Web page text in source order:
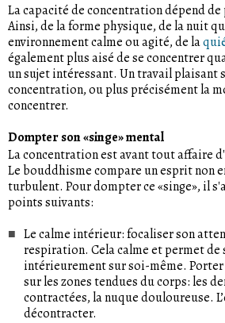
La capacité de concentration dépend
Ainsi, de la forme physique, de la nuit
environnement calme ou agité, de la
également plus aisé de se concentrer
un sujet intéressant. Un travail plaisant
concentration, ou plus précisément la
concentrer.
Dompter son «singe» mental
La concentration est avant tout affaire
Le bouddhisme compare un esprit non
turbulent. Pour dompter ce «singe», il
points suivants:
Le calme intérieur: focaliser son
respiration. Cela calme et permet de
intérieurement sur soi-même.
sur les zones tendues du corps: les
contractées, la nuque douloureuse.
décontracter.